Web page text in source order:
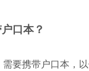
口本？
要携带户口本，